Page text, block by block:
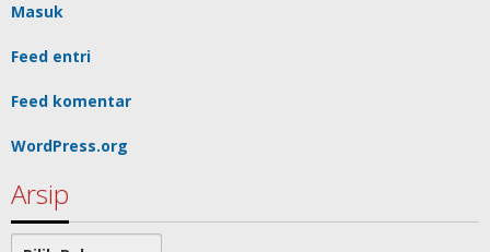
Masuk
Feed entri
Feed komentar
WordPress.org
Arsip
Arsip